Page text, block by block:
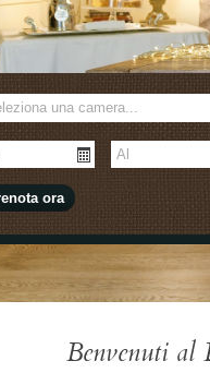
Benvenuti al